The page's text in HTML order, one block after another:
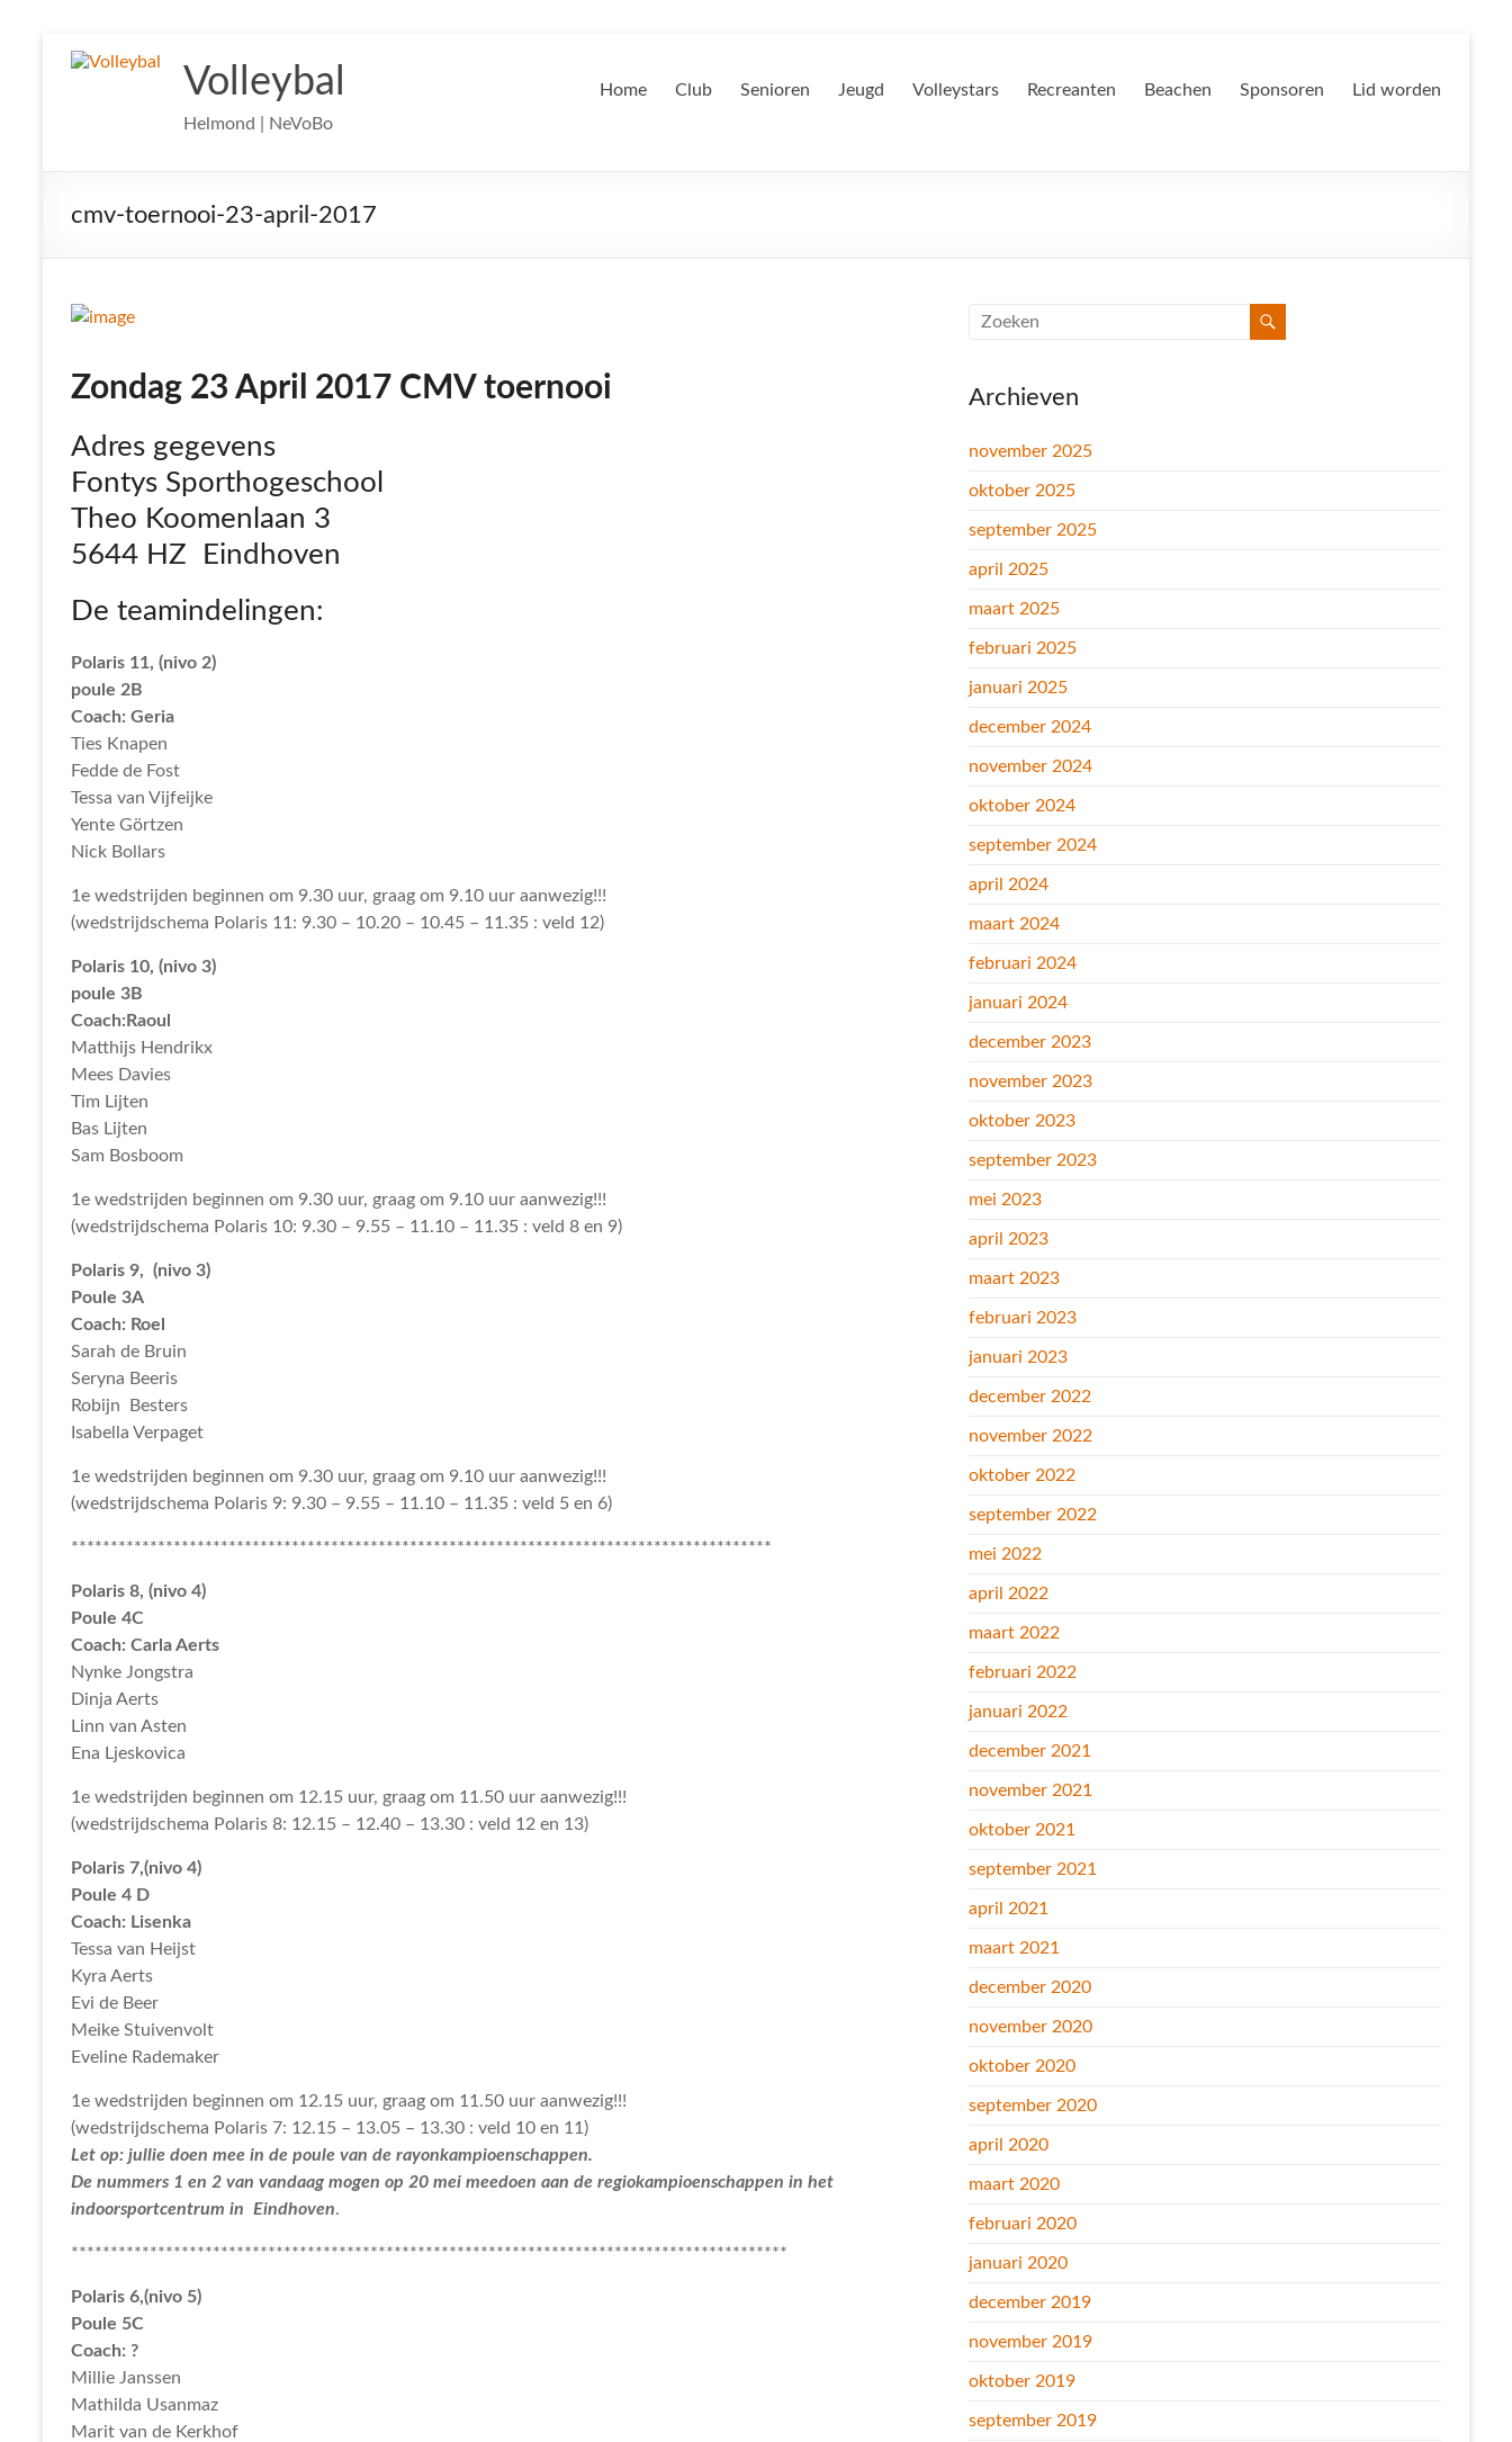
naar
Volleybal
Helmond | NeVoBo
Home Club Senioren Jeugd Volleystars Recreanten Beachen Sponsoren Lid worden
cmv-toernooi-23-april-2017
Zondag 23 April 2017 CMV toernooi
Adres gegevens
Fontys Sporthogeschool
Theo Koomenlaan 3
5644 HZ Eindhoven
De teamindelingen:
Polaris 11, (nivo 2)
poule 2B
Coach: Geria
Ties Knapen
Fedde de Fost
Tessa van Vijfeijke
Yente Görtzen
Nick Bollars
1e wedstrijden beginnen om 9.30 uur, graag om 9.10 uur aanwezig!!!
(wedstrijdschema Polaris 11: 9.30 – 10.20 – 10.45 – 11.35 : veld 12)
Polaris 10, (nivo 3)
poule 3B
Coach:Raoul
Matthijs Hendrikx
Mees Davies
Tim Lijten
Bas Lijten
Sam Bosboom
1e wedstrijden beginnen om 9.30 uur, graag om 9.10 uur aanwezig!!!
(wedstrijdschema Polaris 10: 9.30 – 9.55 – 11.10 – 11.35 : veld 8 en 9)
Polaris 9, (nivo 3)
Poule 3A
Coach: Roel
Sarah de Bruin
Seryna Beeris
Robijn Besters
Isabella Verpaget
1e wedstrijden beginnen om 9.30 uur, graag om 9.10 uur aanwezig!!!
(wedstrijdschema Polaris 9: 9.30 – 9.55 – 11.10 – 11.35 : veld 5 en 6)
*****************************************************************************************
Polaris 8, (nivo 4)
Poule 4C
Coach: Carla Aerts
Nynke Jongstra
Dinja Aerts
Linn van Asten
Ena Ljeskovica
1e wedstrijden beginnen om 12.15 uur, graag om 11.50 uur aanwezig!!!
(wedstrijdschema Polaris 8: 12.15 – 12.40 – 13.30 : veld 12 en 13)
Polaris 7,(nivo 4)
Poule 4 D
Coach: Lisenka
Tessa van Heijst
Kyra Aerts
Evi de Beer
Meike Stuivenvolt
Eveline Rademaker
1e wedstrijden beginnen om 12.15 uur, graag om 11.50 uur aanwezig!!!
(wedstrijdschema Polaris 7: 12.15 – 13.05 – 13.30 : veld 10 en 11)
Let op: jullie doen mee in de poule van de rayonkampioenschappen.
De nummers 1 en 2 van vandaag mogen op 20 mei meedoen aan de regiokampioenschappen in het
indoorsportcentrum in Eindhoven.
*******************************************************************************************
Polaris 6,(nivo 5)
Poule 5C
Coach: ?
Millie Janssen
Mathilda Usanmaz
Marit van de Kerkhof
Archieven
november 2025
oktober 2025
september 2025
april 2025
maart 2025
februari 2025
januari 2025
december 2024
november 2024
oktober 2024
september 2024
april 2024
maart 2024
februari 2024
januari 2024
december 2023
november 2023
oktober 2023
september 2023
mei 2023
april 2023
maart 2023
februari 2023
januari 2023
december 2022
november 2022
oktober 2022
september 2022
mei 2022
april 2022
maart 2022
februari 2022
januari 2022
december 2021
november 2021
oktober 2021
september 2021
april 2021
maart 2021
december 2020
november 2020
oktober 2020
september 2020
april 2020
maart 2020
februari 2020
januari 2020
december 2019
november 2019
oktober 2019
september 2019